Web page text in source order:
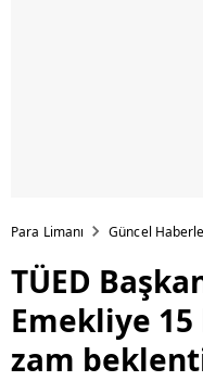
Para Limanı Güncel
TÜED
Emekliye
zam